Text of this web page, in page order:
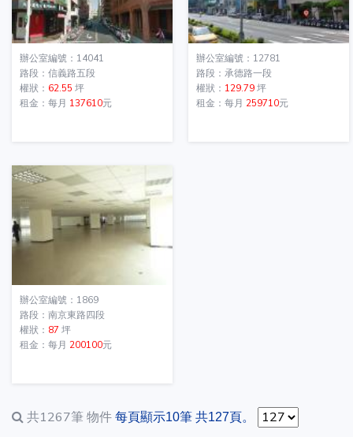
辦公室編號：14041
路段：信義路五段
權狀： 62.55 坪
租金：每月 137610元
辦公室編號：12781
路段：承德路一段
權狀： 129.79坪
租金：每月 259710元
辦公室編號：1869
路段：南京東路四段
權狀： 87 坪
租金：每月 200100元
共1267筆 物件 每頁顯示10筆 共127頁。